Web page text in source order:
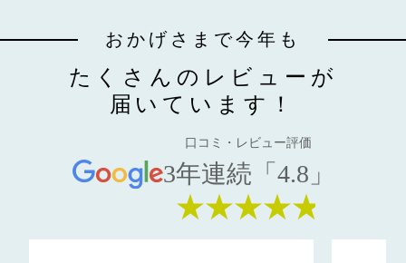
おかげさまで今年も
たくさんのレビューが
届いています！
口コミ・レビュー評価
3年連続「4.8」
★★★★★